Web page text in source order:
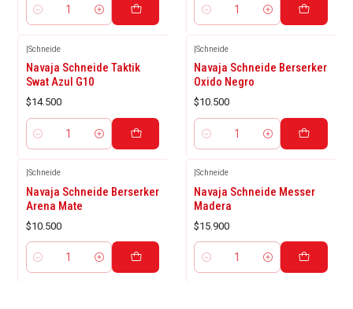
Cantidad Cantidad
|Schneide
Navaja Schneide Taktik
Swat Azul G10
$14.500
Cantidad
|Schneide
Navaja Schneide Berserker
Oxido Negro
$10.500
Cantidad
Schneide
Navaja Schneide Berserker
Arena Mate
$10.500
Cantidad
Schneide
Navaja Schneide Messer
Madera
$15.900
Cantidad